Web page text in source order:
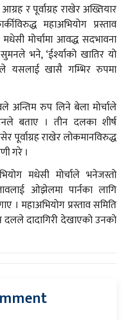
र पूर्वाग्रह राखेर अख्तियार
महाअभियोग प्रस्ताव
मोर्चामा आवद्ध सदभावना
भने, ‘ईर्श्याको खातिर यो
यसलाई खासै गम्भिर रुपमा
अन्तिम रुप लिने बेला मोर्चाले
बताए । तीन दलका शीर्ष
पूर्वाग्रह राखेर लोकमानविरुद्ध
गरे ।
मधेसी मोर्चाले भनेजस्तो
ओझेलमा पार्नका लागि
। महाअभियोग प्रस्ताव समिति
दादागिरी देखाएको उनको